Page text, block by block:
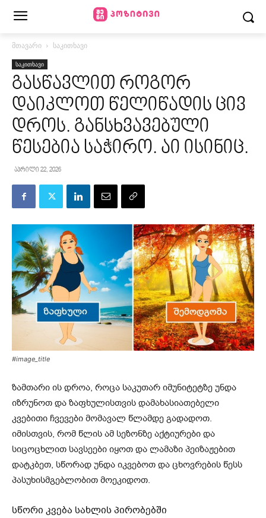
მთავარი საკითხავი
საკითხავი
გასწავლით როგორ
დაიკლოთ წელიწადის ცივ
დროს. განსხვავებული
წესებია საჭირო. აი ისინიც.
აპრილი 22, 2026
#image_title
ზამთარი ის დროა, როცა საკუთარ იმუნიტეტზე უნდა
იზრუნოთ და ზაფხულისთვის დამახასიათებელი
კვებითი ჩვევები მომავალ წლამდე გადადოთ.
იმისთვის, რომ წლის ამ სეზონზე აქტიურები და
სიცოცხლით სავსეები იყოთ და ლამაზი პეიზაჟებით
დატკბეთ, სწორად უნდა იკვებოთ და ცხოვრების წესს
პასუხისმგებლობით მოეკიდოთ.
სწორი კვება სახლის პირობებში